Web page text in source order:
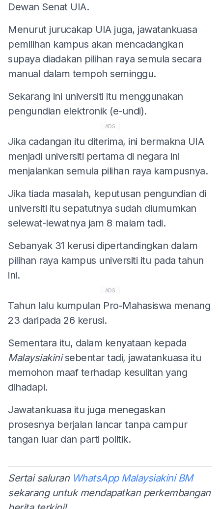
Dewan Senat UIA.
Menurut jurucakap UIA juga, jawatankuasa
pemilihan kampus akan mencadangkan
supaya diadakan pilihan raya semula secara
manual dalam tempoh seminggu.
Sekarang ini universiti itu menggunakan
pengundian elektronik (e-undi).
ADS
Jika cadangan itu diterima, ini bermakna UIA
menjadi universiti pertama di negara ini
menjalankan semula pilihan raya kampusnya.
Jika tiada masalah, keputusan pengundian di
universiti itu sepatutnya sudah diumumkan
selewat-lewatnya jam 8 malam tadi.
Sebanyak 31 kerusi dipertandingkan dalam
pilihan raya kampus universiti itu pada tahun
ini.
ADS
Tahun lalu kumpulan Pro-Mahasiswa menang
23 daripada 26 kerusi.
Sementara itu, dalam kenyataan kepada
Malaysiakinisebentar tadi, jawatankuasa itu
memohon maaf terhadap kesulitan yang
dihadapi.
Jawatankuasa itu juga menegaskan
prosesnya berjalan lancar tanpa campur
tangan luar dan parti politik.
Sertai saluran WhatsApp Malaysiakini BM
sekarang untuk mendapatkan perkembangan